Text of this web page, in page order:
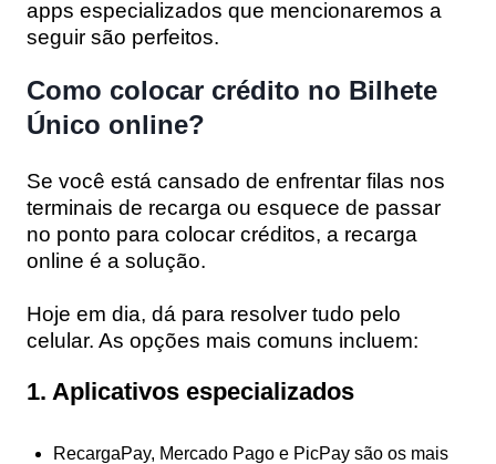
apps especializados que mencionaremos a
seguir são perfeitos.
Como colocar crédito no Bilhete
Único online?
Se você está cansado de enfrentar filas nos
terminais de recarga ou esquece de passar
no ponto para colocar créditos, a recarga
online é a solução.
Hoje em dia, dá para resolver tudo pelo
celular. As opções mais comuns incluem:
1. Aplicativos especializados
RecargaPay, Mercado Pago e PicPay são os mais